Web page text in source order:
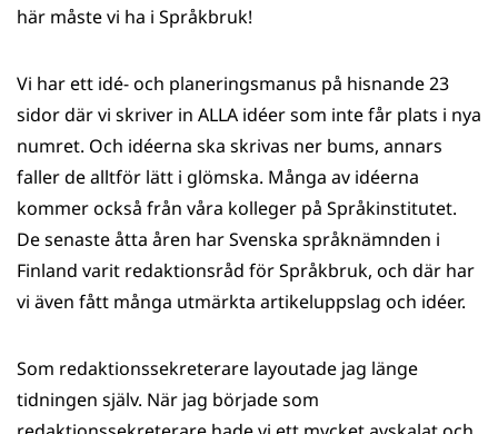
här måste vi ha i Språkbruk!
Vi har ett idé- och planeringsmanus på hisnande 23
sidor där vi skriver in ALLA idéer som inte får plats i nya
numret. Och idéerna ska skrivas ner bums, annars
faller de alltför lätt i glömska. Många av idéerna
kommer också från våra kolleger på Språkinstitutet.
De senaste åtta åren har Svenska språknämnden i
Finland varit redaktionsråd för Språkbruk, och där har
vi även fått många utmärkta artikeluppslag och idéer.
Som redaktionssekreterare layoutade jag länge
tidningen själv. När jag började som